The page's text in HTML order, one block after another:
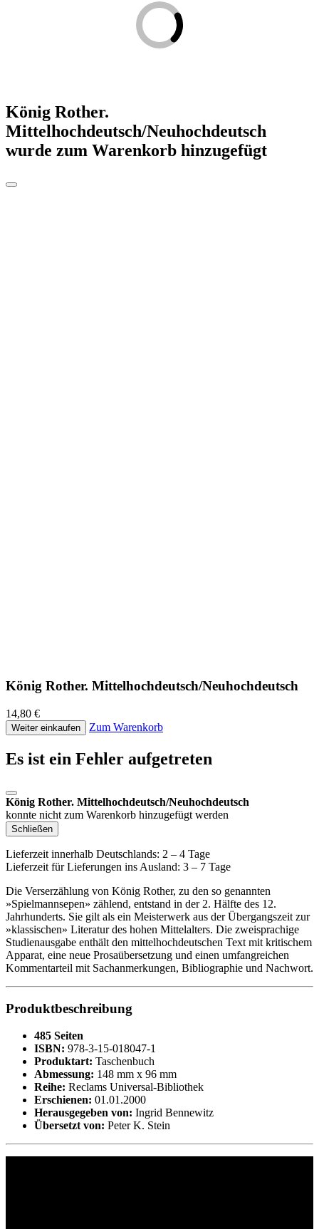
König Rother.
Mittelhochdeutsch/Neuhochdeutsch
wurde zum Warenkorb hinzugefügt
König Rother. Mittelhochdeutsch/Neuhochdeutsch
14,80 €
Weiter einkaufen Zum Warenkorb
Es ist ein Fehler aufgetreten
König Rother. Mittelhochdeutsch/Neuhochdeutsch
konnte nicht zum Warenkorb hinzugefügt werden
Schließen
Lieferzeit innerhalb Deutschlands: 2 – 4 Tage
Lieferzeit für Lieferungen ins Ausland: 3 – 7 Tage
Die Verserzählung von König Rother, zu den so genannten
»Spielmannsepen» zählend, entstand in der 2. Hälfte des 12.
Jahrhunderts. Sie gilt als ein Meisterwerk aus der Übergangszeit zur
»klassischen» Literatur des hohen Mittelalters. Die zweisprachige
Studienausgabe enthält den mittelhochdeutschen Text mit kritischem
Apparat, eine neue Prosaübersetzung und einen umfangreichen
Kommentarteil mit Sachanmerkungen, Bibliographie und Nachwort.
Produktbeschreibung
485 Seiten
ISBN: 978-3-15-018047-1
Produktart: Taschenbuch
Abmessung: 148 mm x 96 mm
Reihe: Reclams Universal-Bibliothek
Erschienen: 01.01.2000
Herausgegeben von: Ingrid Bennewitz
Übersetzt von: Peter K. Stein